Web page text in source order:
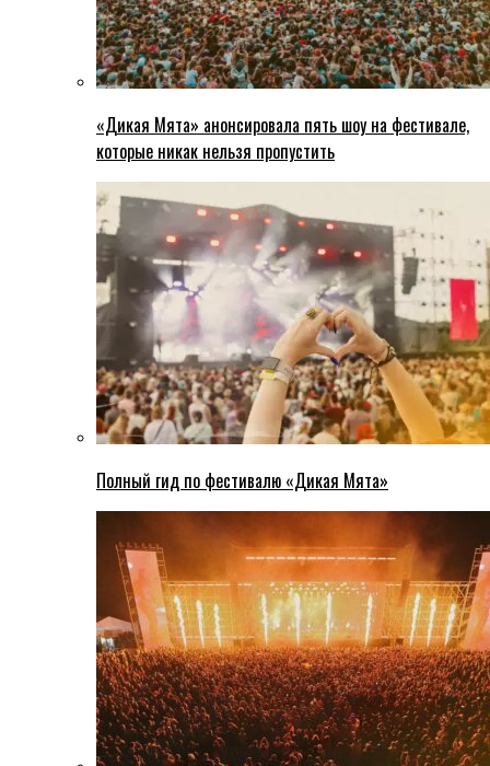
«Дикая Мята» анонсировала пять шоу на фестивале,
которые никак нельзя пропустить
Полный гид по фестивалю «Дикая Мята»